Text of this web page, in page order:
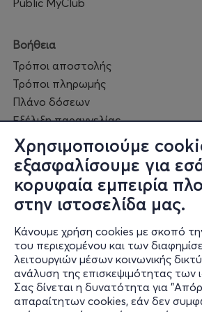
Χρησιμοποιούμε
εξασφαλίσουμε για
κορυφαία εμπειρία
στην ιστοσελίδα μας.
Κάνουμε χρήση cookies με σκοπό
του περιεχομένου και των
λειτουργιών μέσων κοινωνικής
ανάλυση της επισκεψιμότητας των
Σας δίνεται η δυνατότητα για
απαραίτητων cookies, εάν δεν
Πού:
Ώρα έναρξης:
🎫 Προπώληση Εισιτηρίων:
ηλεκτρονικά μέσω του
καταστημάτων
Public
Σας περιμένουμε για να γιορτάσουμε 15
κωμικής ελευθερίας!
Public MyClub
Βοήθεια
Τρόποι αποστολής
Τρόποι πληρωμής
Πλάνο δόσεων
Εξέλιξη παραγγελίας
Πορεία επισκευής
Συχνές ερωτήσεις και
επικοινωνία
Ο online κόσμος μας
Public GR
Public CY
Publicbusiness.gr
Public + home
Book Friends